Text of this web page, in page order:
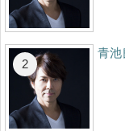
青池